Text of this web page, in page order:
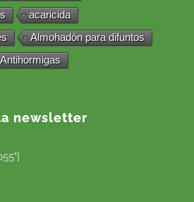
acaricida
Almohadón para difuntos
Antihormigas
newsletter